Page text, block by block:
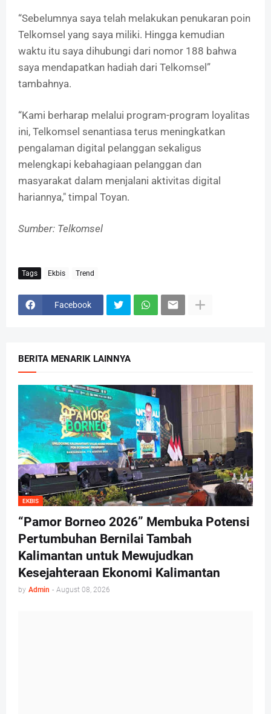
“Sebelumnya saya telah melakukan penukaran poin
Telkomsel yang saya miliki. Hingga kemudian
waktu itu saya dihubungi dari nomor 188 bahwa
saya mendapatkan hadiah dari Telkomsel”
tambahnya.
“Kami berharap melalui program-program loyalitas
ini, Telkomsel senantiasa terus meningkatkan
pengalaman digital pelanggan sekaligus
melengkapi kebahagiaan pelanggan dan
masyarakat dalam menjalani aktivitas digital
hariannya," timpal Toyan.
Sumber: Telkomsel
Tags Ekbis Trend
Facebook
BERITA MENARIK LAINNYA
EKBIS
“Pamor Borneo 2026” Membuka Potensi
Pertumbuhan Bernilai Tambah
Kalimantan untuk Mewujudkan
Kesejahteraan Ekonomi Kalimantan
by Admin - August 08, 2026